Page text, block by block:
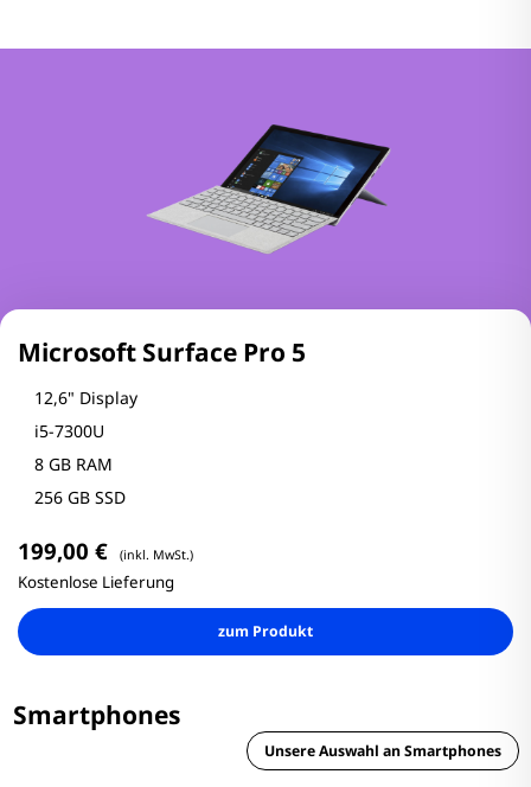
Microsoft Surface Pro 5
12,6" Display
i5-7300U
8 GB RAM
256 GB SSD
199,00 € (inkl. MwSt.)
Kostenlose Lieferung
zum Produkt
Smartphones
Unsere Auswahl an Smartphones